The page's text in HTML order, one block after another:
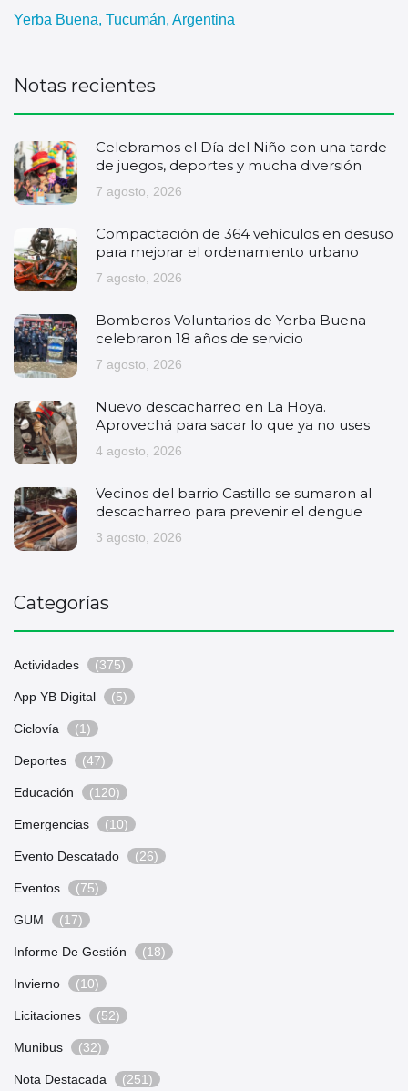
Yerba Buena, Tucumán, Argentina
Notas recientes
Celebramos el Día del Niño con una tarde
de juegos, deportes y mucha diversión
7 agosto, 2026
Compactación de 364 vehículos en desuso
para mejorar el ordenamiento urbano
7 agosto, 2026
Bomberos Voluntarios de Yerba Buena
celebraron 18 años de servicio
7 agosto, 2026
Nuevo descacharreo en La Hoya.
Aprovechá para sacar lo que ya no uses
4 agosto, 2026
Vecinos del barrio Castillo se sumaron al
descacharreo para prevenir el dengue
3 agosto, 2026
Categorías
Actividades (375)
App YB Digital (5)
Ciclovía (1)
Deportes (47)
Educación (120)
Emergencias (10)
Evento Descatado (26)
Eventos (75)
GUM (17)
Informe De Gestión (18)
Invierno (10)
Licitaciones (52)
Munibus (32)
Nota Destacada (251)